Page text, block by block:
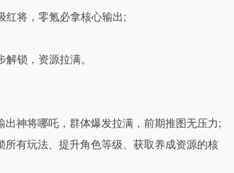
的豪华礼包仅需 6.48 元即可拿下，一次消费永
任务、无需累计签到，上线即领，代金券可激活
更有七日登录送自选顶级红将、创角即送海量元
解锁全服顶配体验。
、杨戬、哪吒、妲己、纣王等耳熟能详的封神传
设定，情怀拉满的同时兼具创新突破。
红将，零氪必拿核心输出;
锁，资源拉满。
神将哪吒，群体爆发拉满，前期推图无压力;
有玩法、提升角色等级、获取养成资源的核